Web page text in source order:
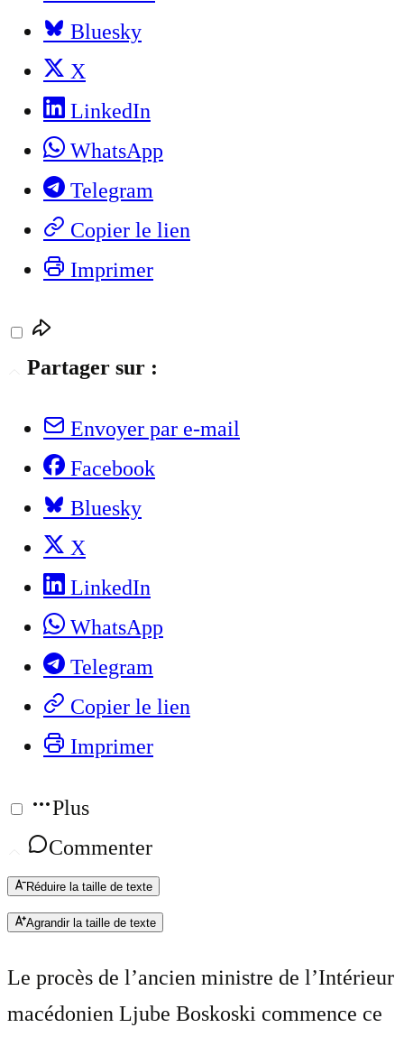
Bluesky
X
LinkedIn
WhatsApp
Telegram
Copier le lien
Imprimer
Partager sur :
Envoyer par e-mail
Facebook
Bluesky
X
LinkedIn
WhatsApp
Telegram
Copier le lien
Imprimer
Plus
Commenter
Réduire la taille de texte
Agrandir la taille de texte
Le procès de l’ancien ministre de l’Intérieur
macédonien Ljube Boskoski commence ce